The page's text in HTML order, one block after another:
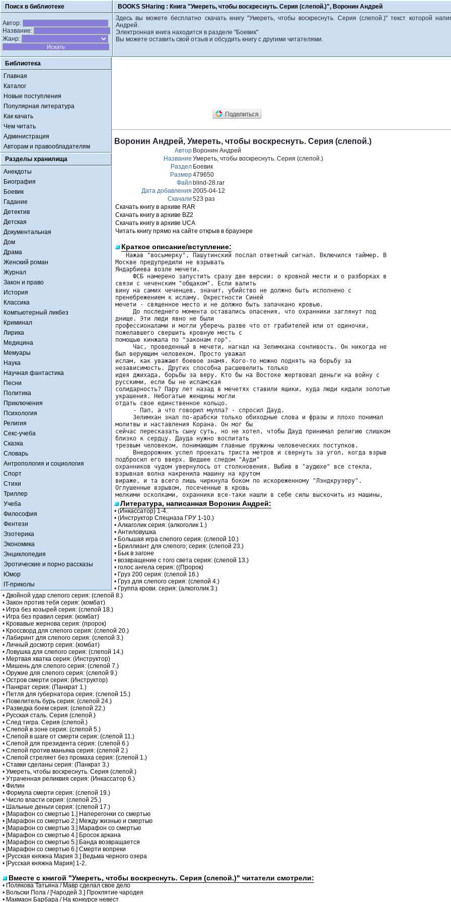
Поиск в библиотеке BOOKS SHaring : Книга "Умереть, чтобы воскреснуть. Серия (слепой.)", Воронин Андрей
Автор:
Название:
Жанр:
Здесь вы можете бесплатно скачать книгу "Умереть, чтобы воскреснуть. Серия (слепой.)" текст которой
Андрей.
Электронная книга находится в разделе "Боевик"
Вы можете оставить свой отзыв и обсудить книгу с другими читателями.
Библиотека
Главная
Каталог
Новые поступления
Популярная литература
Как качать
Чем читать
Администрация
Авторам и правообладателям
Разделы хранилища
Анекдоты
Биография
Боевик
Гадание
Детектив
Детская
Документальная
Дом
Драма
Женский роман
Журнал
Закон и право
История
Классика
Компьютерный ликбез
Криминал
Лирика
Медицина
Мемуары
Наука
Научная фантастика
Песни
Политика
Приключения
Психология
Религия
Секс-учеба
Сказка
Словарь
Антропология и социология
Спорт
Стихи
Триллер
Учеба
Философия
Фентези
Эзотерика
Экономика
Энциклопедия
Эротические и порно рассказы
Юмор
IT-приколы
Воронин Андрей, Умереть, чтобы воскреснуть. Серия (слепой.)
Автор Воронин Андрей
Название Умереть, чтобы воскреснуть. Серия (слепой.)
Раздел Боевик
Размер479650
Файл blind-28.rar
Дата добавления 2005-04-12
Скачали 523 раз
Скачать книгу в архиве RAR
Скачать книгу в архиве BZ2
Скачать книгу в архиве UCA
Читать книгу прямо на сайте открыв в браузере
Краткое описание/вступление:
   Нажав "восьмерку", Пашутинский послал ответный сигнал. Включился таймер. В
Москве предупредили не взрывать
Яндарбиева возле мечети.
     ФСБ намерено запустить сразу две версии: о кровной мести и о разборках в
связи с чеченским "общаком". Если валить
вину на самих чеченцев, значит, убийство не должно быть исполнено с
пренебрежением к исламу. Окрестности Синей
мечети - священное место и не должно быть запачкано кровью.
     До последнего момента оставались опасения, что охранники заглянут под
днище. Эти люди явно не были
профессионалами и могли уберечь разве что от грабителей или от одиночки,
пожелавшего свершить кровную месть с
помощью кинжала по "законам гор".
     Час, проведенный в мечети, нагнал на Зелимхана сонливость. Он никогда не
был верующим человеком. Просто уважал
ислам, как уважают боевое знамя. Кого-то можно поднять на борьбу за
независимость. Других способна расшевелить только
идея джихада, борьбы за веру. Кто бы на Востоке жертвовал деньги на войну с
русскими, если бы не исламская
солидарность? Пару лет назад в мечетях ставили ящики, куда люди кидали золотые
украшения. Небогатые женщины могли
отдать свое единственное кольцо.
     - Пап, а что говорил мулла? - спросил Дауд.
     Зелимхан знал по-арабски только обиходные слова и фразы и плохо понимал
молитвы и наставления Корана. Он мог бы
сейчас пересказать сыну суть, но не хотел, чтобы Дауд принимал религию слишком
близко к сердцу. Дауда нужно воспитать
трезвым человеком, понимающим главные пружины человеческих поступков.
     Внедорожник успел проехать триста метров и свернуть за угол, когда взрыв
подбросил его вверх. Шедшее следом "Ауди"
охранников чудом увернулось от столкновения. Выбив в "аудюхе" все стекла,
взрывная волна накренила машину на крутом
вираже, и та всего лишь чиркнула боком по искореженному "Лэндкрузеру".
Оглушенные взрывом, посеченные в кровь
мелкими осколками, охранники все-таки нашли в себе силы выскочить из машины,
Литература, написанная Воронин Андрей:
• (Инкассатор) 1-4.
• (Инструктор Спецназа ГРУ 1-10.)
• Алкаголик серия: (алкоголик 1.)
• Антиловушка
• Большая игра слепого серия: (слепой 10.)
• Бриллиант для слепого; серия: (слепой 23.)
• Бык в загоне
• возвращение с того света серия: (слепой 13.)
• голос ангела серия: ((Пророк)
• Груз 200 серия: (слепой 16.)
• Груз для слепого серия: (слепой 4.)
• Группа крови. серия: (алкоголик 3.)
• Двойной удар слепого серия: (слепой 8.)
• Закон против тебя серия: (комбат)
• Игра без козырей серия: (слепой 18.)
• Игра без правил серия: (комбат)
• Кровавые жернова серия: (пророк)
• Кроссворд для слепого серия: (слепой 20.)
• Лабиринт для слепого серия: (слепой 3.)
• Личный досмотр серия: (комбат)
• Ловушка для слепого серия: (слепой 14.)
• Мертвая хватка серия: (Инструктор)
• Мишень для слепого серия: (слепой 7.)
• Оружие для слепого серия: (слепой 9.)
• Остров смерти серия: (Инструктор)
• Панкрат серия: (Панкрат 1.)
• Петля для губернатора серия: (слепой 15.)
• Повелитель бурь серия: (слепой 24.)
• Разведка боем серия: (слепой 22.)
• Русская сталь. Серия (слепой.)
• След тигра. Серия (слепой.)
• Слепой в зоне серия: (слепой 5.)
• Слепой в шаге от смерти серия: (слепой 11.)
• Слепой для президента серия: (слепой 6.)
• Слепой против маньяка серия: (слепой 2.)
• Слепой стреляет без промаха серия: (слепой 1.)
• Ставки сделаны серия: (Панкрат 3.)
• Умереть, чтобы воскреснуть. Серия (слепой.)
• Утраченная реликвия серия: (Инкассатор 6.)
• Филин
• Формула смерти серия: (слепой 19.)
• Число власти серия: (слепой 25.)
• Шальные деньги серия: (слепой 17.)
• [Марафон со смертью 1.] Наперегонки со смертью
• [Марафон со смертью 2.] Между жизнью и смертью
• [Марафон со смертью 3.] Марафон со смертью
• [Марафон со смертью 4.] Бросок аркана
• [Марафон со смертью 5.] Банда возвращается
• [Марафон со смертью 6.] Смерти вопреки
• [Русская княжна Мария 3.] Ведьма черного озера
• [Русская княжна Мария] 1-2.
Вместе с книгой "Умереть, чтобы воскреснуть. Серия (слепой.)" читатели смотрели:
• Полякова Татьяна / Мавр сделал свое дело
• Вольски Пола / [Чародей 3.] Проклятие чародея
• Макмаон Барбара / На конкурсе невест